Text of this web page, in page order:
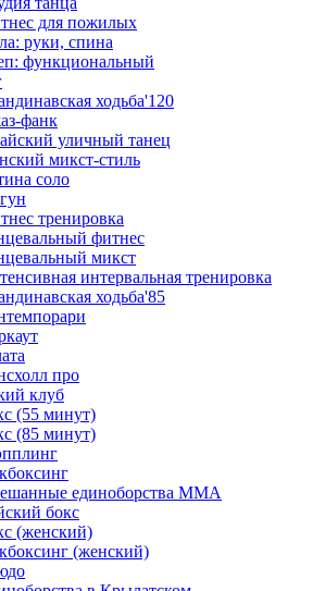
для пожилых
руки, спина
функциональный
ходьба'120
фанк
уличный танец
микст-стиль
соло
тренировка
фитнес
микст
интервальная тренировка
ходьба'85
про
клуб
(55 минут)
(85 минут)
единоборства ММА
бокс
(женский)
(женский)